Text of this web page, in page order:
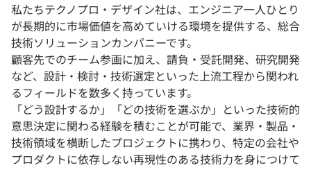
私たちテクノプロ・デザイン社は、エンジニア一人ひとり
が長期的に市場価値を高めていける環境を提供する、総合
技術ソリューションカンパニーです。
顧客先でのチーム参画に加え、請負・受託開発、研究開発
など、設計・検討・技術選定といった上流工程から関われ
るフィールドを数多く持っています。
「どう設計するか」「どの技術を選ぶか」といった技術的
意思決定に関わる経験を積むことが可能で、業界・製品・
技術領域を横断したプロジェクトに携わり、特定の会社や
プロダクトに依存しない再現性のある技術力を身につけて